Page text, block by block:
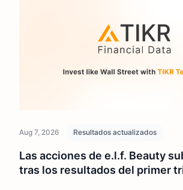
Aug 7, 2026 Resultados actualizados
Las acciones de e.l.f. Beauty
tras los resultados del primer